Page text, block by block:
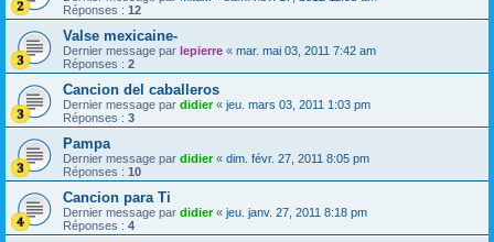
Réponses : 12
Valse mexicaine-
Dernier message par lepierre « mar. mai 03, 2011 7:42 am
Réponses : 2
Cancion del caballeros
Dernier message par didier« jeu. mars 03, 2011 1:03 pm
Réponses : 3
Pampa
Dernier message par didier« dim. févr. 27, 2011 8:05 pm
Réponses : 10
Cancion para Ti
Dernier message par didier« jeu. janv. 27, 2011 8:18 pm
Réponses : 4